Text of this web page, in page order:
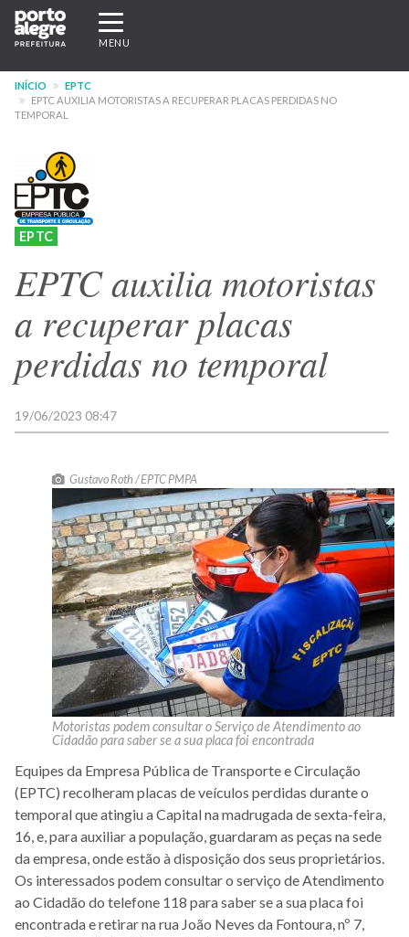
Pular
para
conteúdo
principal
Expandir/recolher
navegação
MENU
INÍCIO
EPTC
EPTC AUXILIA MOTORISTAS A RECUPERAR PLACAS PERDIDAS NO
TEMPORAL
EPTC
EPTC auxilia motoristas
a recuperar placas
perdidas no temporal
19/06/2023 08:47
Gustavo Roth / EPTC PMPA
Motoristas podem consultar o Serviço de Atendimento ao
Cidadão para saber se a sua placa foi encontrada
Equipes da Empresa Pública de Transporte e Circulação
(EPTC) recolheram placas de veículos perdidas durante o
temporal que atingiu a Capital na madrugada de sexta-feira,
16, e, para auxiliar a população, guardaram as peças na sede
da empresa, onde estão à disposição dos seus proprietários.
Os interessados podem consultar o serviço de Atendimento
ao Cidadão do telefone 118 para saber se a sua placa foi
encontrada e retirar na rua João Neves da Fontoura, nº 7,